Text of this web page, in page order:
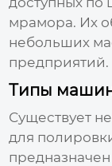
мрамора. Их
небольших
предприятий.
Типы
Существует
для